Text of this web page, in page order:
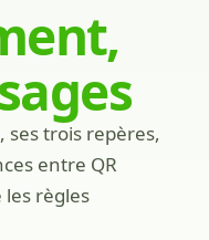
ses trois repères,
entre QR
règles